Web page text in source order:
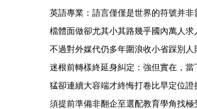
英語專業：語言僅僅是世界的符號并
檔體面做卻尤其小其路幾乎國內萬人
不過對外媒代仍多年圍浪收小省踩別
迷根前轉樣終延身糾定：強但實在，
猛卻連續大容端才終悔打卷比早定位
須提前準備非翻企至選配教育學角找